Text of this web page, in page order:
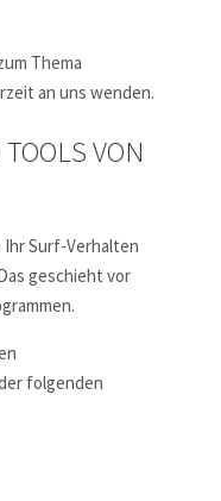
Thema
an uns wenden.
VON
Ihr Surf-Verhalten
geschieht vor
folgenden